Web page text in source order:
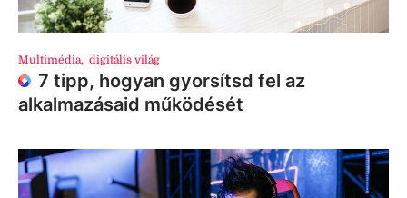
Multimédia, digitális világ
7 tipp, hogyan gyorsítsd fel az
alkalmazásaid működését